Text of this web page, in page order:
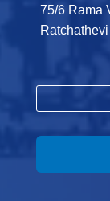
75/6 Rama